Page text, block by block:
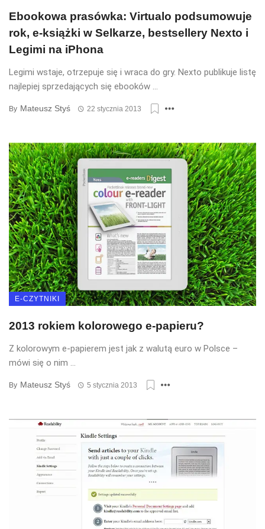
Ebookowa prasówka: Virtualo podsumowuje
rok, e-książki w Selkarze, bestsellery Nexto i
Legimi na iPhona
Legimi wstaje, otrzepuje się i wraca do gry. Nexto publikuje listę
najlepiej sprzedających się ebooków ...
By Mateusz Styś 22 stycznia 2013
E-CZYTNIKI
2013 rokiem kolorowego e-papieru?
Z kolorowym e-papierem jest jak z walutą euro w Polsce –
mówi się o nim ...
By Mateusz Styś 5 stycznia 2013